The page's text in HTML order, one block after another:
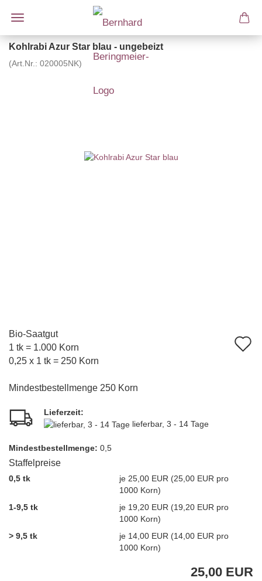
Kohlrabi Azur Star blau - ungebeizt
(Art.Nr.: 020005NK)
Bio-Saatgut
1 tk = 1.000 Korn
0,25 x 1 tk = 250 Korn
Mindestbestellmenge 250 Korn
Lieferzeit:
lieferbar, 3 - 14 Tage
Mindest­bestellmenge: 0,5
Staffelpreise
0,5 tk
je 25,00 EUR (25,00 EUR pro
1000 Korn)
1-9,5 tk
je 19,20 EUR (19,20 EUR pro
1000 Korn)
> 9,5 tk
je 14,00 EUR (14,00 EUR pro
1000 Korn)
25,00 EUR